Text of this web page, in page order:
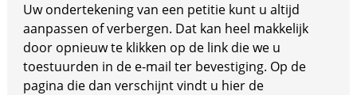
Uw ondertekening van een petitie kunt u altijd
aanpassen of verbergen. Dat kan heel makkelijk
door opnieuw te klikken op de link die we u
toestuurden in de e-mail ter bevestiging. Op de
pagina die dan verschijnt vindt u hier de